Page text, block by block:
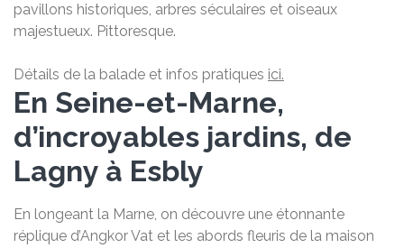
pavillons historiques, arbres séculaires et oiseaux
majestueux. Pittoresque.
Détails de la balade et infos pratiques ici.
En Seine-et-Marne,
d’incroyables jardins, de
Lagny à Esbly
En longeant la Marne, on découvre une étonnante
réplique d’Angkor Vat et les abords fleuris de la maison